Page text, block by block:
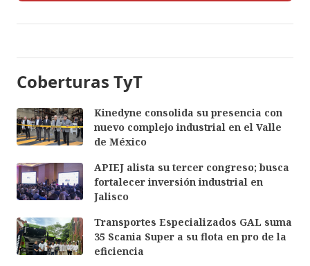
Coberturas TyT
Kinedyne consolida su presencia con
nuevo complejo industrial en el Valle
de México
APIEJ alista su tercer congreso; busca
fortalecer inversión industrial en
Jalisco
Transportes Especializados GAL suma
35 Scania Super a su flota en pro de la
eficiencia